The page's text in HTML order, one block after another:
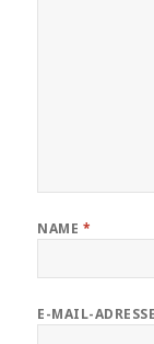
NAME *
E-MAIL-ADRESSE